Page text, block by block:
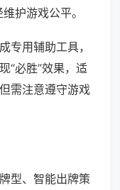
护游戏公平。
专用辅助工具，
“必胜”效果，适
需注意遵守游戏
型、智能出牌策